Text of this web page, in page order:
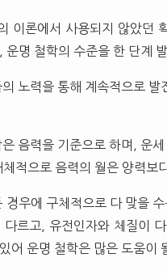
이론에서 사용되지 않았던
운명 철학의 수준을 한 단계
노력을 통해 계속적으로
음력을 기준으로 하며, 운
적으로 음력의 월은 양력보
우에 구체적으로 다 맞을
다르고, 유전인자와 체질이
어 운명 철학은 많은 도움이